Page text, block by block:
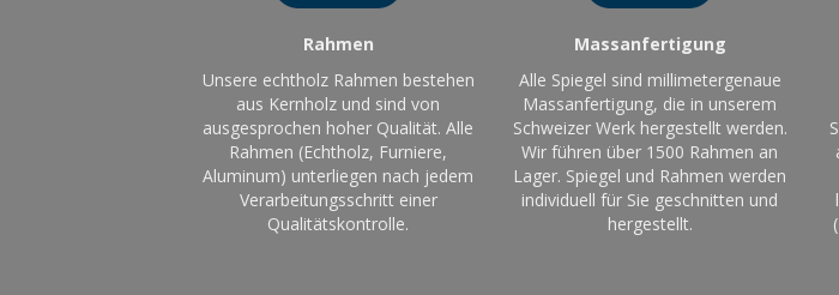
Rahmen
Unsere echtholz Rahmen bestehen
aus Kernholz und sind von
ausgesprochen hoher Qualität. Alle
Rahmen (Echtholz, Furniere,
Aluminum) unterliegen nach jedem
Verarbeitungsschritt einer
Qualitätskontrolle.
Massanfertigung
Alle Spiegel sind millimetergenaue
Massanfertigung, die in unserem
Schweizer Werk hergestellt werden.
Wir führen über 1500 Rahmen an
Lager. Spiegel und Rahmen werden
individuell für Sie geschnitten und
hergestellt.